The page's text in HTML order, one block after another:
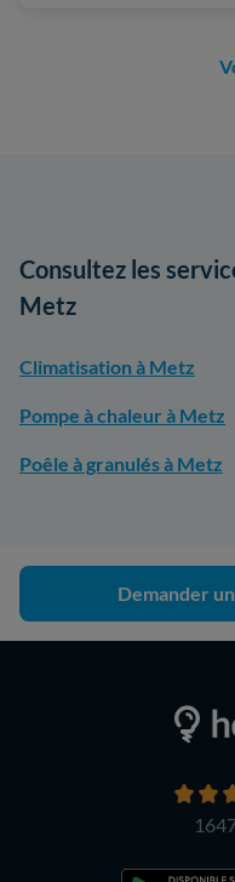
Consultez les
Metz
Climatisation à Metz
Pompe à chaleur à Metz
Poêle à granulés à Metz
Demander